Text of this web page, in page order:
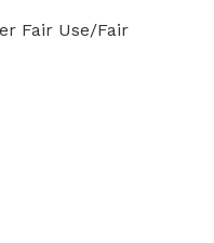
Fair Use/Fair